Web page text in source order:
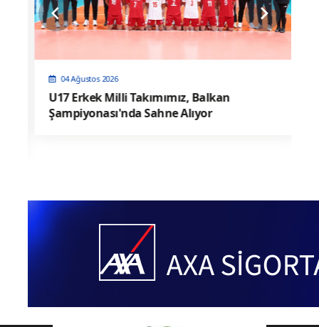
04 Ağustos 2026
U17 Erkek Milli Takımımız, Balkan
Şampiyonası'nda Sahne Alıyor